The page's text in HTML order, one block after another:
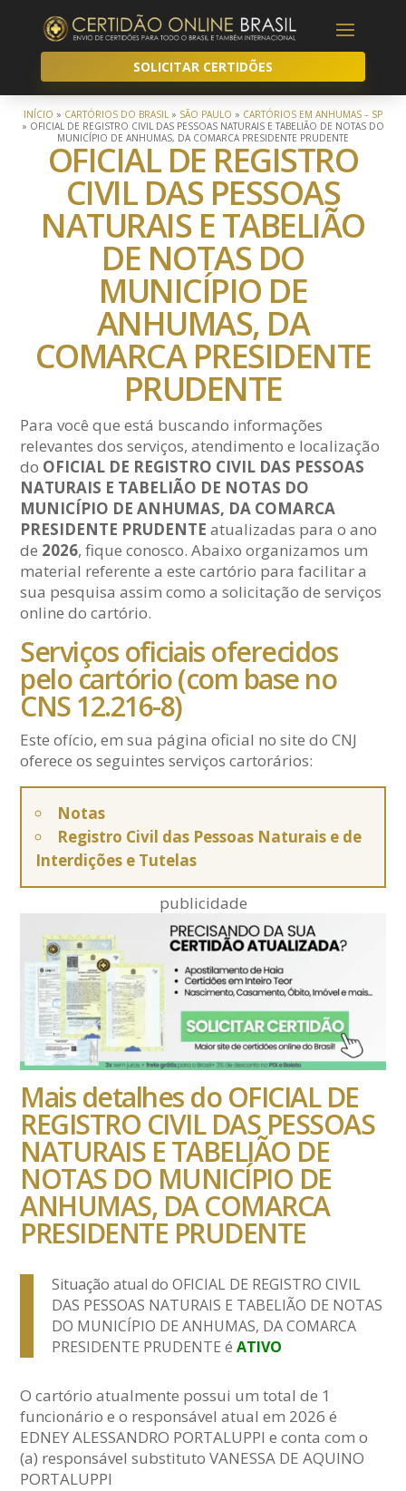
SOLICITAR CERTIDÕES
INÍCIO » CARTÓRIOS DO BRASIL » SÃO PAULO » CARTÓRIOS EM ANHUMAS – SP
» OFICIAL DE REGISTRO CIVIL DAS PESSOAS NATURAIS E TABELIÃO DE NOTAS DO
MUNICÍPIO DE ANHUMAS, DA COMARCA PRESIDENTE PRUDENTE
OFICIAL DE REGISTRO
CIVIL DAS PESSOAS
NATURAIS E TABELIÃO
DE NOTAS DO
MUNICÍPIO DE
ANHUMAS, DA
COMARCA PRESIDENTE
PRUDENTE
Para você que está buscando informações
relevantes dos serviços, atendimento e localização
do OFICIAL DE REGISTRO CIVIL DAS PESSOAS
NATURAIS E TABELIÃO DE NOTAS DO
MUNICÍPIO DE ANHUMAS, DA COMARCA
PRESIDENTE PRUDENTE atualizadas para o ano
de 2026, fique conosco. Abaixo organizamos um
material referente a este cartório para facilitar a
sua pesquisa assim como a solicitação de serviços
online do cartório.
Serviços oficiais oferecidos
pelo cartório (com base no
CNS 12.216-8)
Este ofício, em sua página oficial no site do CNJ
oferece os seguintes serviços cartorários:
Notas
Registro Civil das Pessoas Naturais e de
Interdições e Tutelas
publicidade
Mais detalhes do OFICIAL DE
REGISTRO CIVIL DAS PESSOAS
NATURAIS E TABELIÃO DE
NOTAS DO MUNICÍPIO DE
ANHUMAS, DA COMARCA
PRESIDENTE PRUDENTE
Situação atual do OFICIAL DE REGISTRO CIVIL
DAS PESSOAS NATURAIS E TABELIÃO DE NOTAS
DO MUNICÍPIO DE ANHUMAS, DA COMARCA
PRESIDENTE PRUDENTE éATIVO
O cartório atualmente possui um total de 1
funcionário e o responsável atual em 2026 é
EDNEY ALESSANDRO PORTALUPPI e conta com o
(a) responsável substituto VANESSA DE AQUINO
PORTALUPPI